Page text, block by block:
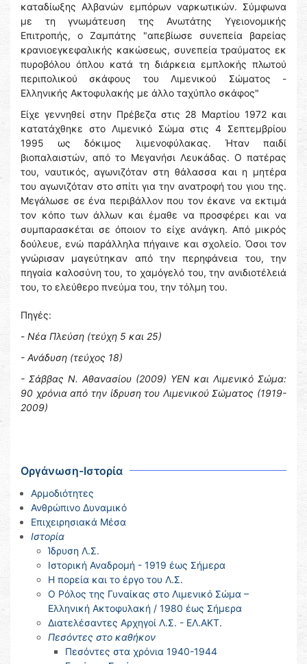
καταδίωξης Αλβανών εμπόρων ναρκωτικών. Σύμφωνα
με τη γνωμάτευση της Ανωτάτης Υγειονομικής
Επιτροπής, ο Ζαμπάτης "απεβίωσε συνεπεία βαρείας
κρανιοεγκεφαλικής κακώσεως, συνεπεία τραύματος εκ
πυροβόλου όπλου κατά τη διάρκεια εμπλοκής πλωτού
περιπολικού σκάφους του Λιμενικού Σώματος -
Ελληνικής Ακτοφυλακής με άλλο ταχύπλο σκάφος"
Είχε γεννηθεί στην Πρέβεζα στις 28 Μαρτίου 1972 και
κατατάχθηκε στο Λιμενικό Σώμα στις 4 Σεπτεμβρίου
1995 ως δόκιμος λιμενοφύλακας. Ήταν παιδί
βιοπαλαιστών, από το Μεγανήσι Λευκάδας. Ο πατέρας
του, ναυτικός, αγωνιζόταν στη θάλασσα και η μητέρα
του αγωνιζόταν στο σπίτι για την ανατροφή του γιου της.
Μεγάλωσε σε ένα περιβάλλον που τον έκανε να εκτιμά
τον κόπο των άλλων και έμαθε να προσφέρει και να
συμπαρασκέται σε όποιον το είχε ανάγκη. Από μικρός
δούλευε, ενώ παράλληλα πήγαινε και σχολείο. Όσοι τον
γνώρισαν μαγεύτηκαν από την περηφάνεια του, την
πηγαία καλοσύνη του, το χαμόγελό του, την ανιδιοτέλειά
του, το ελεύθερο πνεύμα του, την τόλμη του.
Πηγές:
- Νέα Πλεύση (τεύχη 5 και 25)
- Ανάδυση (τεύχος 18)
- Σάββας Ν. Αθανασίου (2009) ΥΕΝ και Λιμενικό Σώμα:
90 χρόνια από την ίδρυση του Λιμενικού Σώματος (1919-
2009)
Οργάνωση-Ιστορία
Αρμοδιότητες
Ανθρώπινο Δυναμικό
Επιχειρησιακά Μέσα
Ιστορία
Ίδρυση Λ.Σ.
Ιστορική Αναδρομή - 1919 έως Σήμερα
Η πορεία και το έργο του Λ.Σ.
Ο Ρόλος της Γυναίκας στο Λιμενικό Σώμα –
Ελληνική Ακτοφυλακή / 1980 έως Σήμερα
Διατελέσαντες Αρχηγοί Λ.Σ. - ΕΛ.ΑΚΤ.
Πεσόντες στο καθήκον
Πεσόντες στα χρόνια 1940-1944